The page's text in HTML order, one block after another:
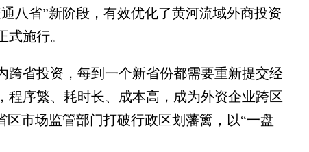
八省”新阶段，有效优化了黄河流域外商投资
施行。
省投资，每到一个新省份都需要重新提交经
程序繁、耗时长、成本高，成为外资企业跨区
区市场监管部门打破行政区划藩篱，以“一盘